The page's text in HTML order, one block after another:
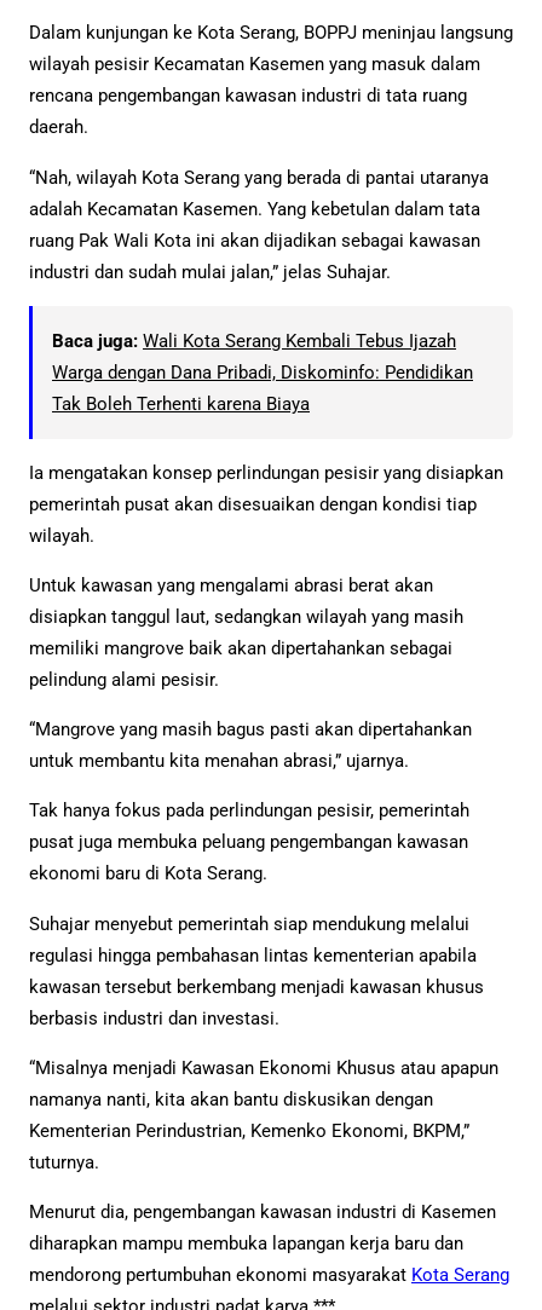
Dalam kunjungan ke Kota Serang, BOPPJ meninjau langsung
wilayah pesisir Kecamatan Kasemen yang masuk dalam
rencana pengembangan kawasan industri di tata ruang
daerah.
“Nah, wilayah Kota Serang yang berada di pantai utaranya
adalah Kecamatan Kasemen. Yang kebetulan dalam tata
ruang Pak Wali Kota ini akan dijadikan sebagai kawasan
industri dan sudah mulai jalan,” jelas Suhajar.
Baca juga: Wali Kota Serang Kembali Tebus Ijazah
Warga dengan Dana Pribadi, Diskominfo: Pendidikan
Tak Boleh Terhenti karena Biaya
Ia mengatakan konsep perlindungan pesisir yang disiapkan
pemerintah pusat akan disesuaikan dengan kondisi tiap
wilayah.
Untuk kawasan yang mengalami abrasi berat akan
disiapkan tanggul laut, sedangkan wilayah yang masih
memiliki mangrove baik akan dipertahankan sebagai
pelindung alami pesisir.
“Mangrove yang masih bagus pasti akan dipertahankan
untuk membantu kita menahan abrasi,” ujarnya.
Tak hanya fokus pada perlindungan pesisir, pemerintah
pusat juga membuka peluang pengembangan kawasan
ekonomi baru di Kota Serang.
Suhajar menyebut pemerintah siap mendukung melalui
regulasi hingga pembahasan lintas kementerian apabila
kawasan tersebut berkembang menjadi kawasan khusus
berbasis industri dan investasi.
“Misalnya menjadi Kawasan Ekonomi Khusus atau apapun
namanya nanti, kita akan bantu diskusikan dengan
Kementerian Perindustrian, Kemenko Ekonomi, BKPM,”
tuturnya.
Menurut dia, pengembangan kawasan industri di Kasemen
diharapkan mampu membuka lapangan kerja baru dan
mendorong pertumbuhan ekonomi masyarakat Kota Serang